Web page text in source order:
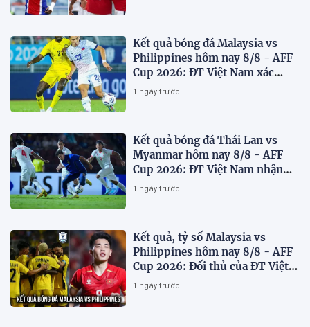
Kết quả bóng đá Malaysia vs
Philippines hôm nay 8/8 - AFF
Cup 2026: ĐT Việt Nam xác
định đối thủ
1 ngày trước
Kết quả bóng đá Thái Lan vs
Myanmar hôm nay 8/8 - AFF
Cup 2026: ĐT Việt Nam nhận
'chiến thư'
1 ngày trước
Kết quả, tỷ số Malaysia vs
Philippines hôm nay 8/8 - AFF
Cup 2026: Đối thủ của ĐT Việt
Nam lộ diện
1 ngày trước